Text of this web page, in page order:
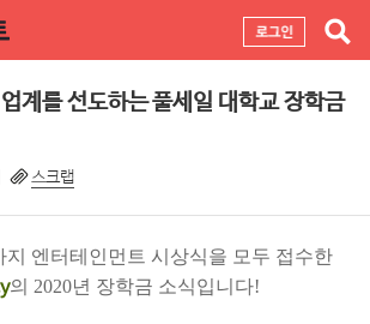
계를 선도하는 풀세일 대학교 장학금
스크랩
지 엔터테인먼트 시상식을 모두 접수한
의 2020년 장학금 소식입니다!